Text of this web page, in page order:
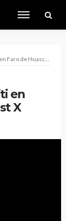
Huasco North Fest X
en
X